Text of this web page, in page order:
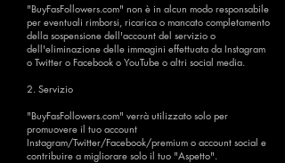
"BuyFasFollowers.com" non è in alcun modo responsabile
per eventuali rimborsi, ricarica o mancato completamento
della sospensione dell'account del servizio o
dell'eliminazione delle immagini effettuata da Instagram
o Twitter o Facebook o YouTube o altri social media.
2. Servizio
"BuyFasFollowers.com" verrà utilizzato solo per
promuovere il tuo account
Instagram/Twitter/Facebook/premium o account social e
contribuire a migliorare solo il tuo "Aspetto".